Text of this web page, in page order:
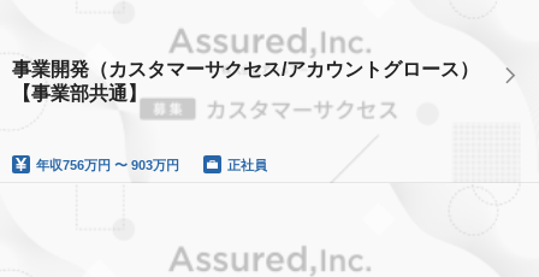
事業開発（カスタマーサクセス/アカウントグロース）
【事業部共通】
年収756万円 〜 903万円 正社員